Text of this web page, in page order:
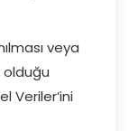
veya
olduğu
Veriler’ini